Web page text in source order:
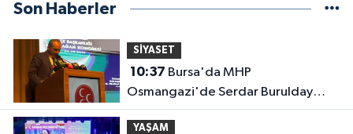
Son Haberler
SİYASET
10:37
Osmangazi'de Serdar Burulday
dönemi
YAŞAM